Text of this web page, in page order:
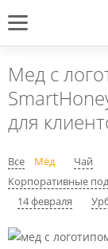
Мед с
для
Все Мёд Чай
Корпоративные
14 февраля